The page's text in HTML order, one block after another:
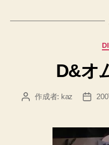
D&オ
投 作成者: kaz
投